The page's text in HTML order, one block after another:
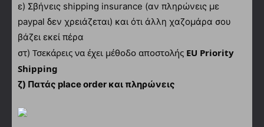
ε) Σβήνεις shipping insurance (αν πληρώνεις με
paypal δεν χρειάζεται) και ότι άλλη χαζομάρα σου
βάζει εκεί πέρα
στ) Τσεκάρεις να έχει μέθοδο αποστολής EU Priority
Shipping
ζ) Πατάς place order και πληρώνεις